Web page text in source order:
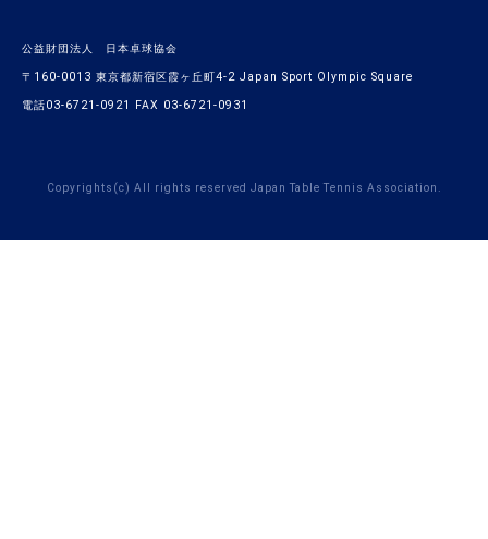
公益財団法人 日本卓球協会
〒160-0013 東京都新宿区霞ヶ丘町4-2 Japan Sport Olympic Square
電話03-6721-0921 FAX 03-6721-0931
Copyrights(c) All rights reserved Japan Table Tennis Association.